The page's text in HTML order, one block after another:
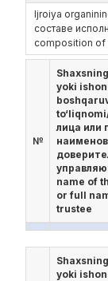
Ijroiya
составе
composition
№
yoki
лица или
name of
or full
trustee
yoki